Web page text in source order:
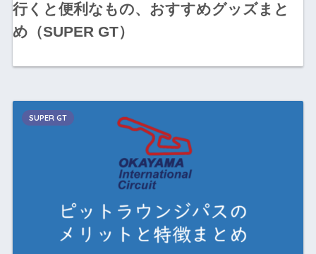
行くと便利なもの、おすすめグッズまと
め（SUPER GT）
SUPER GT